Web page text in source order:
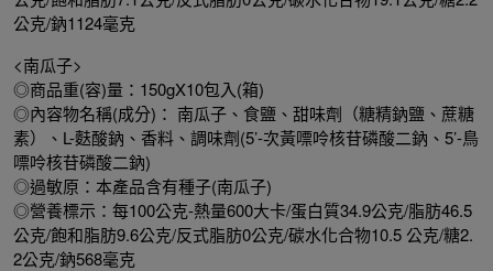
公克/鈉1124毫克
<南瓜子>
◎商品重(容)量：150gX10包入(箱)
◎內容物名稱(成分)： 南瓜子、食鹽、甜味劑（糖精鈉鹽、蔗糖
素）、L-麩酸鈉、香料、調味劑(5’-次黃嘌呤核苷磷酸二鈉、5’-鳥
嘌呤核苷磷酸二鈉)
◎過敏原：本產品含有種子(南瓜子)
◎營養標示：每100公克-熱量600大卡/蛋白質34.9公克/脂肪46.5
公克/飽和脂肪9.6公克/反式脂肪0公克/碳水化合物10.5 公克/糖2.
2公克/鈉568毫克